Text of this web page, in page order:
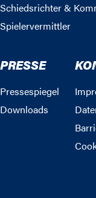
Schiedsrichter &
Spielervermittler
PRESSE
Pressespiegel
Downloads